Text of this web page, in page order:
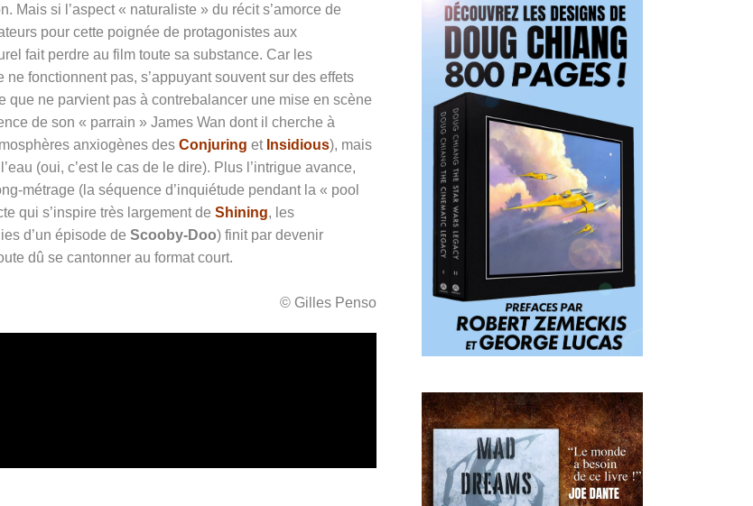
Mais si l’aspect « naturaliste » du récit s’amorce de
pour cette poignée de protagonistes aux
fait perdre au film toute sa substance. Car les
fonctionnent pas, s’appuyant souvent sur des effets
ne parvient pas à contrebalancer une mise en scène
de son « parrain » James Wan dont il cherche à
anxiogènes des Conjuring et Insidious), mais
(oui, c’est le cas de le dire). Plus l’intrigue avance,
métrage (la séquence d’inquiétude pendant la « pool
qui s’inspire très largement de Shining, les
d’un épisode de Scooby-Doo) finit par devenir
dû se cantonner au format court.
© Gilles Penso